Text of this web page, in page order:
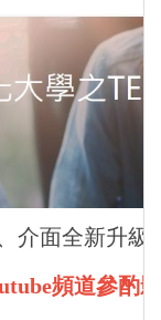
介面全新升級
頻道參酌